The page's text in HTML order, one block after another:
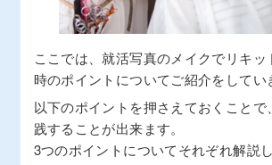
ここでは、就活写真のメイクでリキッ
時のポイントについてご紹介をしてい
以下のポイントを押さえておくことで
践することが出来ます。
3つのポイントについてそれぞれ解説